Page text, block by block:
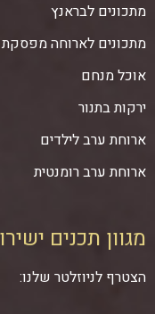
מתכונים לבראנץ
מתכונים לארוחה מפסקת
אוכל מנחם
ירקות בתנור
ארוחת ערב לילדים
ארוחת ערב רומנטית
מגוון תכנים
הצטרף לניוזלטר שלנו: